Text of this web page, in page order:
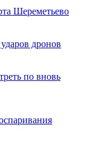
Шереметьево
дронов
по вновь